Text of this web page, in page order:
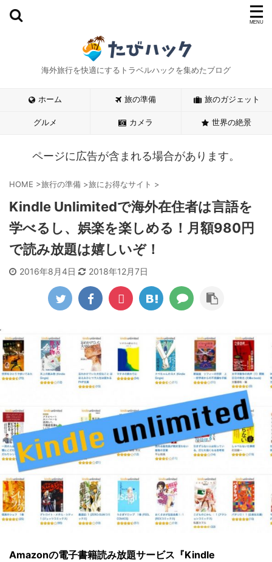
海外旅行を快適にするトラベルハックを集めたブログ
ホーム 旅の準備 旅のガジェット
グルメ カメラ 世界の絶景
ページに広告が含まれる場合があります。
HOME >旅行の準備 >旅にお得なサイト >
Kindle Unlimitedで海外在住者は言語を
学べるし、娯楽を楽しめる！月額980円
で読み放題は嬉しいぞ！
2016年8月4日 2018年12月7日
Amazonの電子書籍読み放題サービス『Kindle